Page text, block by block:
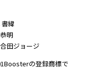
緯
明
田ジョージ
の登録商標で